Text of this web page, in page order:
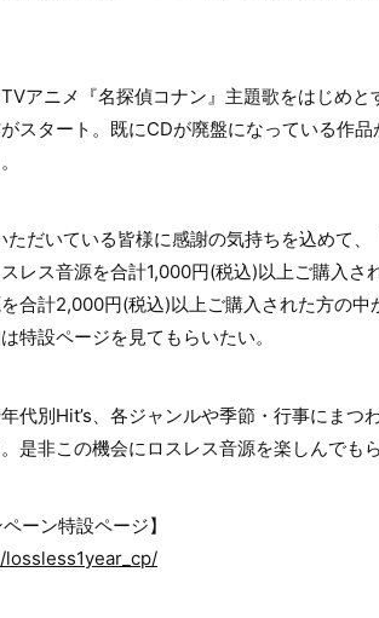
アニメ『名探偵コナン』主題歌をはじめ
スタート。既にCDが廃盤になっている作
だいている皆様に感謝の気持ちを込めて
レス音源を合計1,000円(税込)以上ご購入
合計2,000円(税込)以上ご購入された方の
特設ページを見てもらいたい。
代別Hit’s、各ジャンルや季節・行事にまつ
是非この機会にロスレス音源を楽しんでもら
ーン特設ページ】